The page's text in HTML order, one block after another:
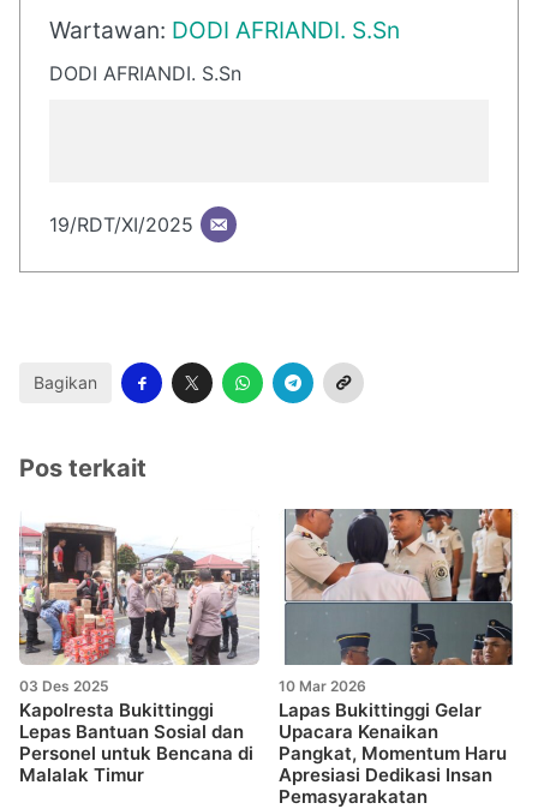
Wartawan: DODI AFRIANDI. S.Sn
DODI AFRIANDI. S.Sn
19/RDT/XI/2025
Bagikan
Pos terkait
03 Des 2025
Kapolresta Bukittinggi
Lepas Bantuan Sosial dan
Personel untuk Bencana di
Malalak Timur
10 Mar 2026
Lapas Bukittinggi Gelar
Upacara Kenaikan
Pangkat, Momentum Haru
Apresiasi Dedikasi Insan
Pemasyarakatan